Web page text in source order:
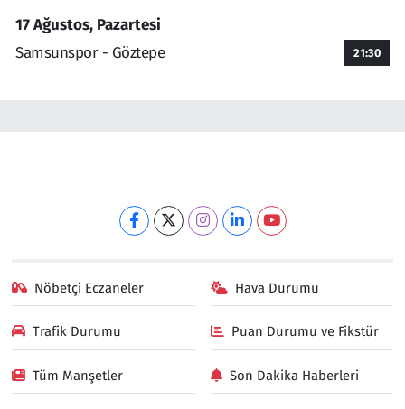
17 Ağustos, Pazartesi
Samsunspor - Göztepe
21:30
Nöbetçi Eczaneler Hava Durumu
Trafik Durumu Puan Durumu ve Fikstür
Tüm Manşetler Son Dakika Haberleri